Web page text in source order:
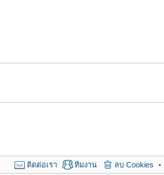
ลบ Cookies
ทีมงาน
ติดต่อเรา